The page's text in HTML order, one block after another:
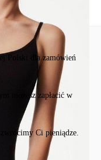
Polski dla zamówień
możesz zapłacić w
Ci pieniądze.